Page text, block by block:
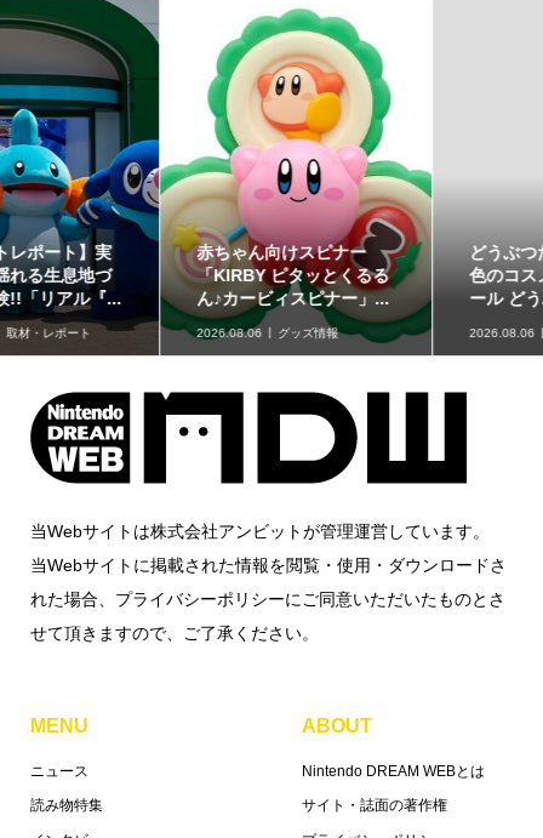
赤ちゃん向けスピナー
「KIRBY ピタッとくるる
ん♪カービィスピナー」...
2026.08.06 グッズ情報
どうぶつたちと楽しむ12
色のコスメ「ポンデクル
ール どうぶつの森 マル...
2026.08.06 グッズ情報
当Webサイトは株式会社アンビットが管理運営しています。
当Webサイトに掲載された情報を閲覧・使用・ダウンロードさ
れた場合、プライバシーポリシーにご同意いただいたものとさ
せて頂きますので、ご了承ください。
MENU
ニュース
読み物特集
ABOUT
Nintendo DREAM WEBとは
サイト・誌面の著作権